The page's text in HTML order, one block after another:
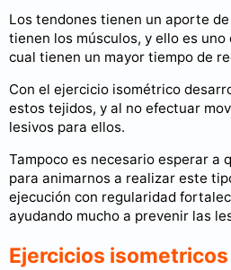
Los tendones tienen un aporte
tienen los músculos, y ello es
cual tienen un mayor tiempo de
Con el ejercicio isométrico
estos tejidos, y al no efectuar
lesivos para ellos.
Tampoco es necesario esperar a
para animarnos a realizar este
ejecución con regularidad
ayudando mucho a prevenir las
Ejercicios